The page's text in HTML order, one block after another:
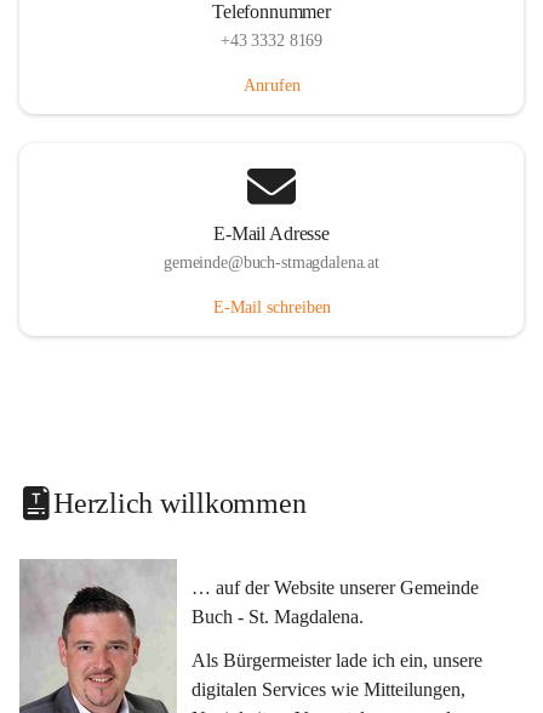
Telefonnummer
+43 3332 8169
Anrufen
E-Mail Adresse
gemeinde@buch-stmagdalena.at
E-Mail schreiben
Herzlich willkommen
… auf der Website unserer Gemeinde
Buch - St. Magdalena.
Als Bürgermeister lade ich ein, unsere
digitalen Services wie Mitteilungen,